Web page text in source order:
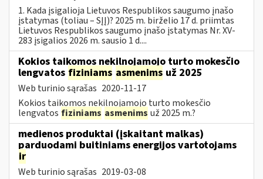
1. Kada įsigalioja Lietuvos Respublikos saugumo įnašo
įstatymas (toliau – SĮĮ)? 2025 m. birželio 17 d. priimtas
Lietuvos Respublikos saugumo įnašo įstatymas Nr. XV-
283 įsigalios 2026 m. sausio 1 d....
Kokios taikomos nekilnojamojo turto mokesčio
lengvatos fiziniams asmenims už 2025
Web turinio sąrašas 2020-11-17
Kokios taikomos nekilnojamojo turto mokesčio
lengvatos fiziniams asmenims už 2025 m.?
medienos produktai (įskaitant malkas)
parduodami buitiniams energijos vartotojams
ir
Web turinio sąrašas 2019-03-08